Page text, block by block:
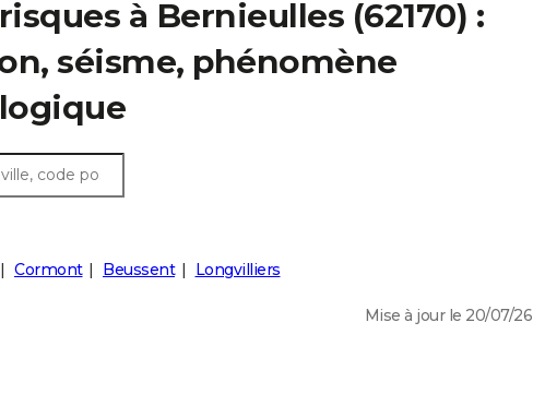
à Bernieulles (62170) :
séisme, phénomène
Cormont Beussent Longvilliers
Mise à jour le 20/07/26